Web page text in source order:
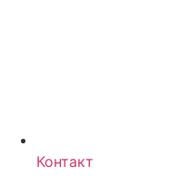
Контакт